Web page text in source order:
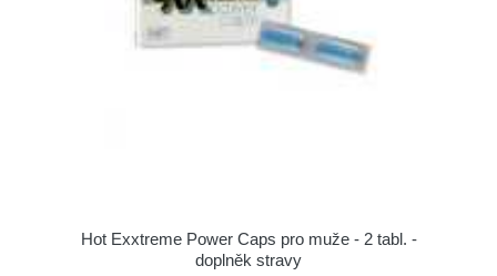
Hot Exxtreme Power Caps pro muže - 2 tabl. -
doplněk stravy